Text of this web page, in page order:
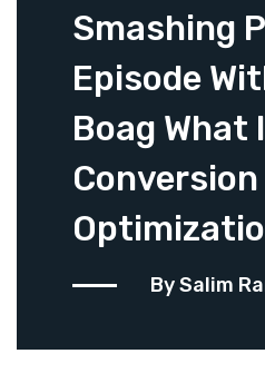
Smashing
Episode
Boag What
Conversion
By Salim